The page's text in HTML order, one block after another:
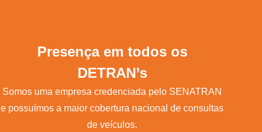
Presença em todos os
DETRAN’s
Somos uma empresa credenciada pelo SENATRAN
e possuímos a maior cobertura nacional de consultas
de veículos.